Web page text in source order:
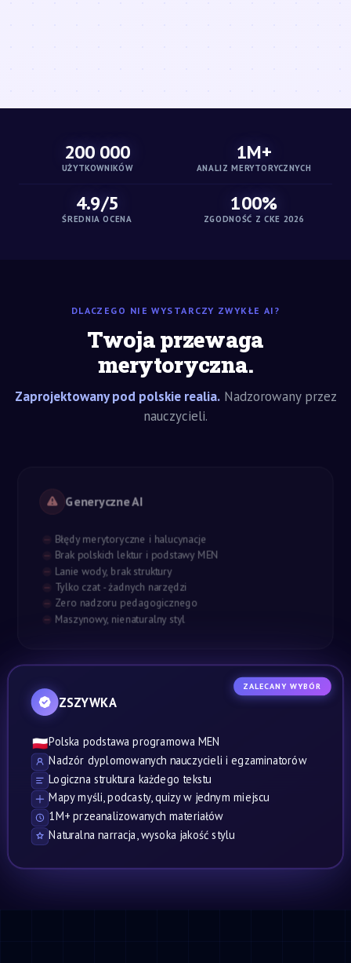
200 000
UŻYTKOWNIKÓW
1M+
ANALIZ MERYTORYCZNYCH
4.9/5
ŚREDNIA OCENA
100%
ZGODNOŚĆ Z CKE 2026
DLACZEGO NIE WYSTARCZY ZWYKŁE AI?
Twoja przewaga
merytoryczna.
Zaprojektowany pod polskie realia.Nadzorowany przez
nauczycieli.
Generyczne AI
Błędy merytoryczne i halucynacje
Brak polskich lektur i podstawy MEN
Lanie wody, brak struktury
Tylko czat - żadnych narzędzi
Zero nadzoru pedagogicznego
Maszynowy, nienaturalny styl
ZALECANY WYBÓR
ZSZYWKA
🇵🇱Polska podstawa programowa MEN
Nadzór dyplomowanych nauczycieli i egzaminatorów
Logiczna struktura każdego tekstu
Mapy myśli, podcasty, quizy w jednym miejscu
1M+ przeanalizowanych materiałów
Naturalna narracja, wysoka jakość stylu